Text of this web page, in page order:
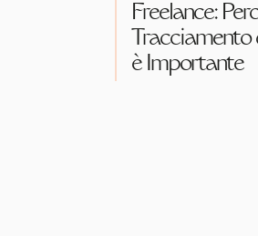
Freelance:
Tracciamento
è Importante